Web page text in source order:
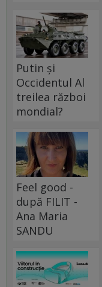
Putin și
Occidentul Al
treilea război
mondial?
Feel good -
după FILIT -
Ana Maria
SANDU